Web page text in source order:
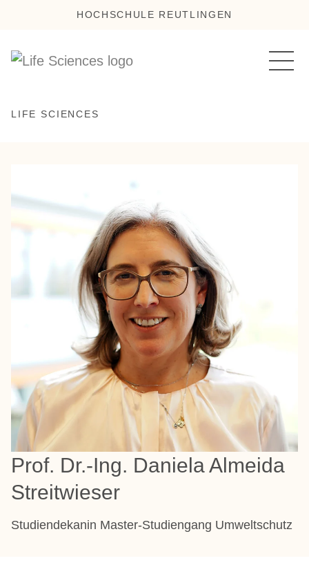
HOCHSCHULE REUTLINGEN
LIFE SCIENCES
Prof. Dr.-Ing. Daniela Almeida
Streitwieser
Studiendekanin Master-Studiengang Umweltschutz